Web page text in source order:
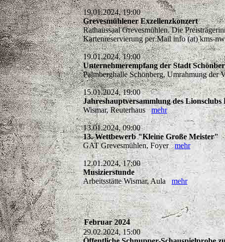
19.01.2024, 19:00
Grevesmühlener Exzellenzkonzert
Rathaussaal Grevesmühlen. Die
Kartenreservierung per Mail info (at) kms-
19.01.2024, 19:00
Unternehmerempfang der Stadt
Palmberghalle Schönberg, Umrahmung
15.01.2024, 19:00
Jahreshauptversammlung des Lionsclubs
Wismar, Reuterhausmehr
13.01.2024, 09:00
13. Wettbewerb "Kleine Große Meister"
GAT Grevesmühlen, Foyermehr
12.01.2024, 17:00
Musizierstunde
Arbeitsstätte Wismar, Aula mehr
Februar 2024
29.02.2024, 15:00